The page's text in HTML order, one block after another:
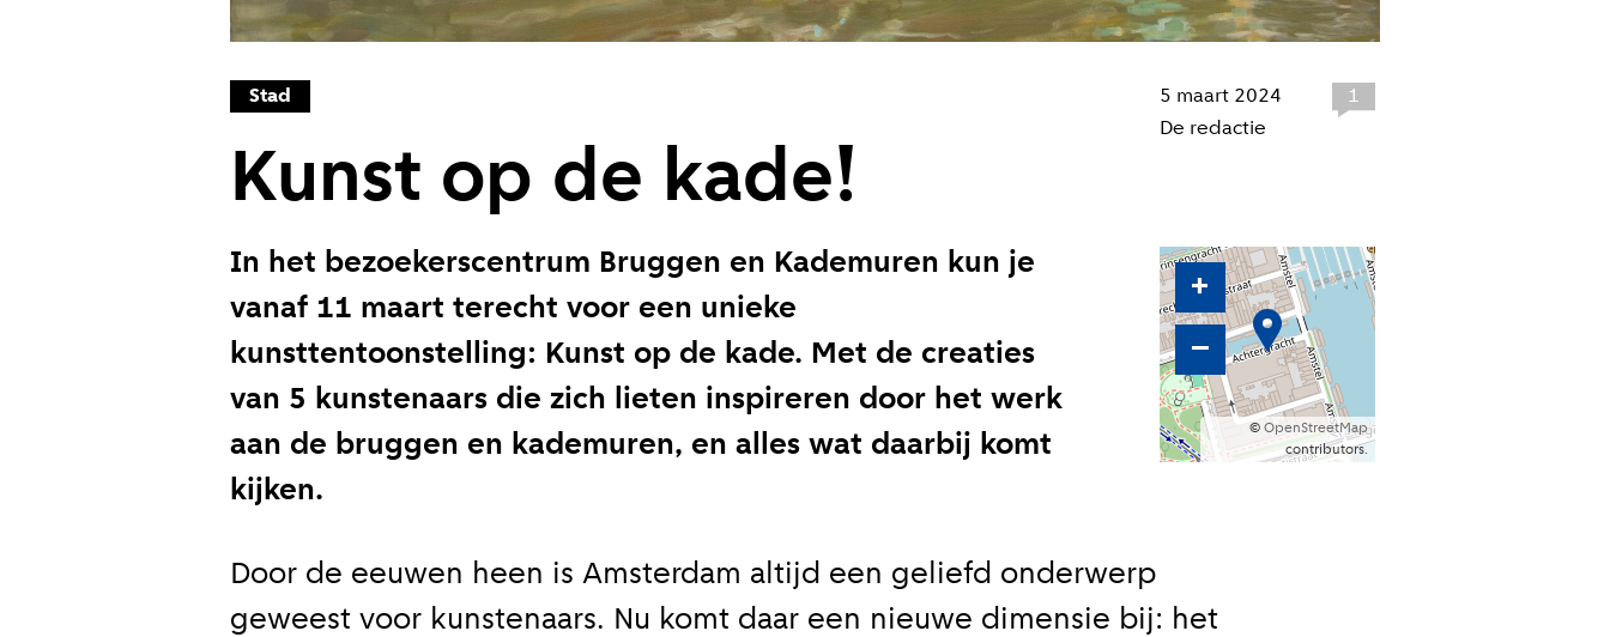
Kunst op de kade!
Stad
5 maart 2024
De redactie
1
+
–
© OpenStreetMap
contributors.
In het bezoekerscentrum Bruggen en Kademuren kun je
vanaf 11 maart terecht voor een unieke
kunsttentoonstelling: Kunst op de kade. Met de creaties
van 5 kunstenaars die zich lieten inspireren door het werk
aan de bruggen en kademuren, en alles wat daarbij komt
kijken.
Door de eeuwen heen is Amsterdam altijd een geliefd onderwerp
geweest voor kunstenaars. Nu komt daar een nieuwe dimensie bij: het